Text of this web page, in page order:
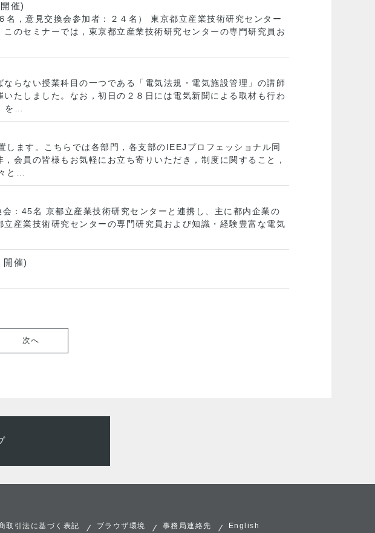
催)
，意見交換会参加者：２４名） 東京都立産業技術研究センター
のセミナーでは，東京都立産業技術研究センターの専門研究員お
らない授業科目の一つである「電気法規・電気施設管理」の講師
たしました。なお，初日の２８日には電気新聞による取材も行わ
を…
ます。こちらでは各部門，各支部のIEEJプロフェッショナル同
会員の皆様もお気軽にお立ち寄りいただき，制度に関すること，
と…
45名 京都立産業技術研究センターと連携し、主に都内企業の
産業技術研究センターの専門研究員および知識・経験豊富な電気
催)
次へ
取引法に基づく表記 ブラウザ環境 事務局連絡先 English